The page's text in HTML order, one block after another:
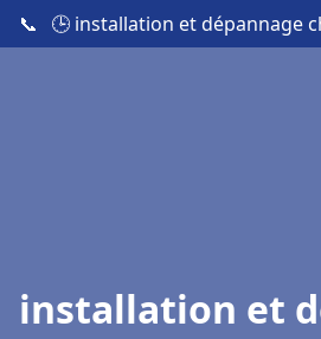
📞 🕒 installation et dépannage
installation et